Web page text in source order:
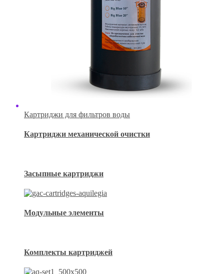
Картриджи для фильтров воды
Картриджи механической очистки
Засыпные картриджи
Модульные элементы
Комплекты картриджей